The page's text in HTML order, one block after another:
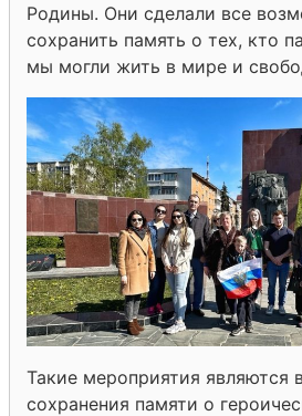
Родины. Они сделали все
сохранить память о тех, кто
мы могли жить в мире и
Такие мероприятия
сохранения памяти о